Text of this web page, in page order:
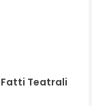
Fatti Teatrali